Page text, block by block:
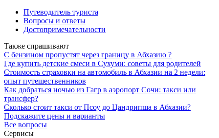
Путеводитель туриста
Вопросы и ответы
Достопримечательности
Также спрашивают
С бензином пропустят через границу в Абхазию ?
Где купить детские смеси в Сухуми: советы для родителей
Стоимость страховки на автомобиль в Абхазии на 2 недели:
опыт путешественников
Как добраться ночью из Гагр в аэропорт Сочи: такси или
трансфер?
Сколько стоит такси от Псоу до Цандрипша в Абхазии?
Подскажите цены и варианты
Все вопросы
Сервисы